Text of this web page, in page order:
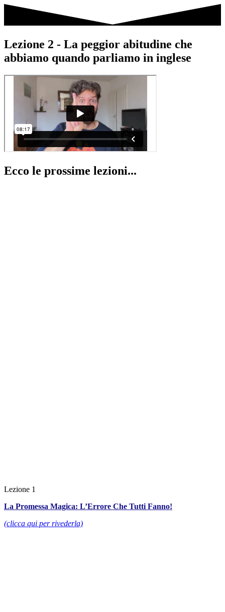
Lezione 2 - La peggior abitudine che
abbiamo quando parliamo in inglese
Ecco le prossime lezioni...
Lezione 1
La Promessa Magica: L’Errore Che Tutti Fanno!
(clicca qui per rivederla)